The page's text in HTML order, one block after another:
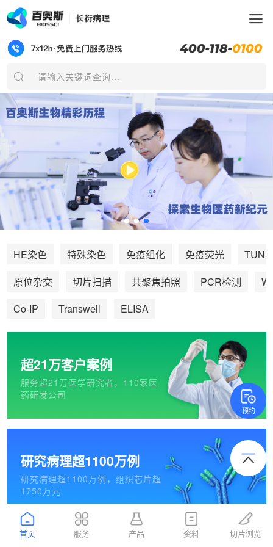
预约
请输入关键词查询...
HE染色 特殊染色 免疫组化 免疫荧光
原位杂交
切片扫描 共聚焦拍照 PCR检测
Co-IP
Transwell ELISA
超21万客户案例
服务超21万医学研究者，110家医
药研发公司
研究病理超1100万例
研究病理超1100万例，组织芯片超
1750万元
首页 服务 产品 资料 切片浏览